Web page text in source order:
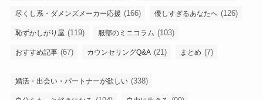
尽くし系・ダメンズメーカー応援 (166) 優しすぎるあなたへ (126)
恥ずかしがり屋 (119) 服部のミニコラム (103)
おすすめ記事 (67) カウンセリングQ&A (21) まとめ (7)
婚活・出会い・パートナーが欲しい (338)